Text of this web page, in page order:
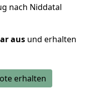
nach Niddatal
aus und erhalten
erhalten